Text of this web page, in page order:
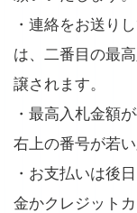
・連絡をお送り
は、二番目の最
譲されます。
・最高入札金額
右上の番号が若
・お支払いは後
金かクレジット